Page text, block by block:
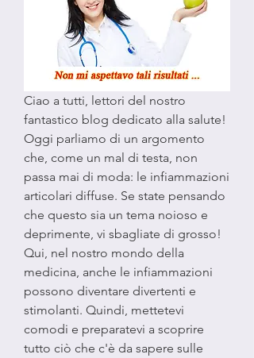
Ciao a tutti, lettori del nostro
fantastico blog dedicato alla salute!
Oggi parliamo di un argomento
che, come un mal di testa, non
passa mai di moda: le infiammazioni
articolari diffuse. Se state pensando
che questo sia un tema noioso e
deprimente, vi sbagliate di grosso!
Qui, nel nostro mondo della
medicina, anche le infiammazioni
possono diventare divertenti e
stimolanti. Quindi, mettetevi
comodi e preparatevi a scoprire
tutto ciò che c'è da sapere sulle